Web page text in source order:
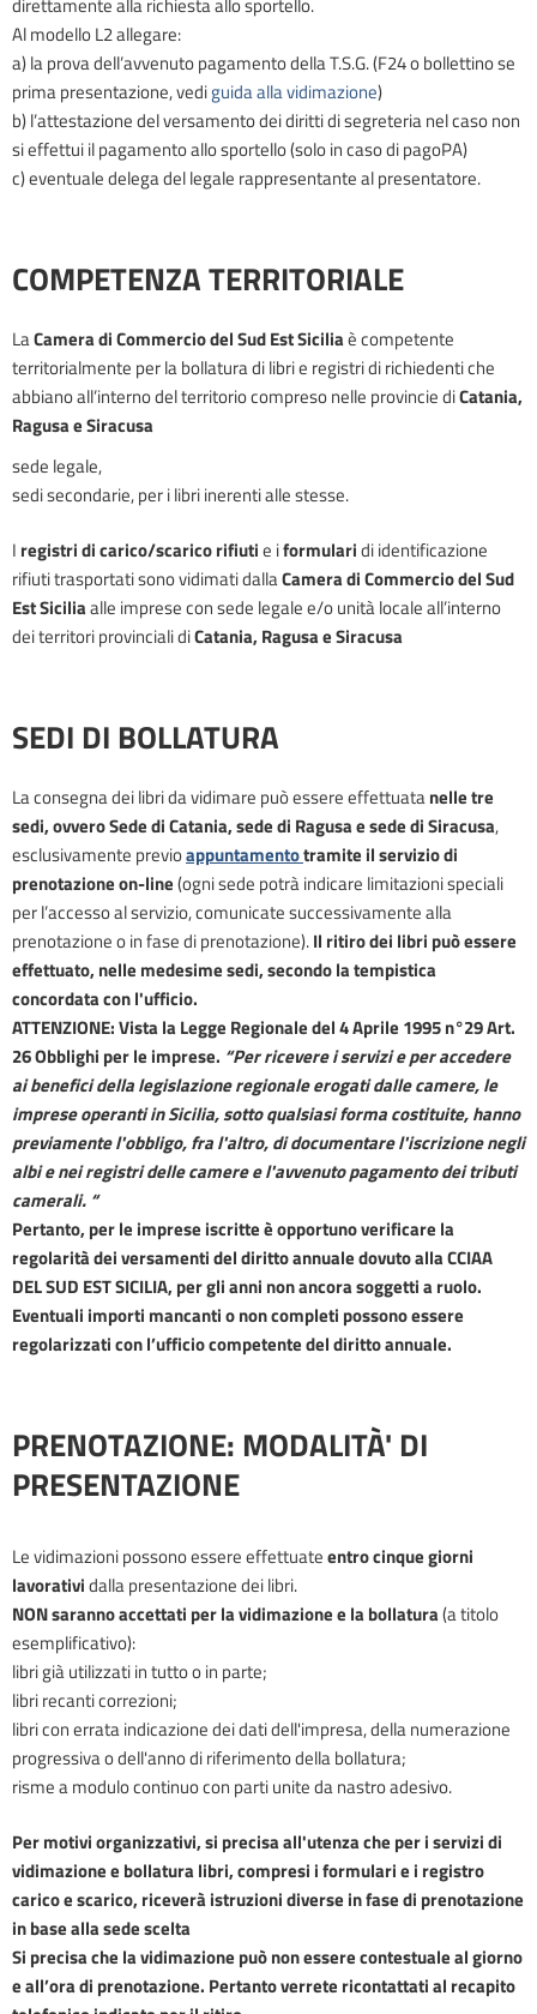
Al modello L2 allegare:
a) la prova dell’avvenuto pagamento della T.S.G. (F24 o bollettino se
prima presentazione, vediguida alla vidimazione)
b) l’attestazione del versamento dei diritti di segreteria nel caso non
si effettui il pagamento allo sportello (solo in caso di pagoPA)
c) eventuale delega del legale rappresentante al presentatore.
COMPETENZA TERRITORIALE
LaCamera di Commercio del Sud Est Siciliaè competente
territorialmente per la bollatura di libri e registri di richiedenti che
abbiano all’interno del territorio compreso nelle provincie diCatania,
Ragusa e Siracusa
sede legale,
sedi secondarie, per i libri inerenti alle stesse.
I registri di carico/scarico rifiutie iformularidi identificazione
rifiuti trasportati sono vidimati dallaCamera di Commercio del Sud
Est Siciliaalle imprese con sede legale e/o unità locale all’interno
dei territori provinciali diCatania, Ragusa e Siracusa
SEDI DI BOLLATURA
La consegna dei libri da vidimare può essere effettuatanelle tre
sedi, ovvero Sede di Catania, sede di Ragusa e sede di Siracusa,
esclusivamente previoappuntamentotramite il servizio di
prenotazione on-line(ogni sede potrà indicare limitazioni speciali
per l’accesso al servizio, comunicate successivamente alla
prenotazione o in fase di prenotazione).Il ritiro dei libri può essere
effettuato, nelle medesime sedi, secondo la tempistica
concordata con l'ufficio.
ATTENZIONE: Vista laLegge Regionale del 4 Aprile 1995 n°29 Art.
26 Obblighi per le imprese. “Per ricevere i servizi e per accedere
ai benefici della legislazione regionale erogati dalle camere, le
imprese operanti in Sicilia, sotto qualsiasi forma costituite, hanno
previamente l'obbligo, fra l'altro, di documentare l'iscrizione negli
albi e nei registri delle camere e l'avvenuto pagamento dei tributi
camerali. “
Pertanto, per le imprese iscritte è opportuno verificare la
regolarità dei versamenti del diritto annuale dovuto alla CCIAA
DEL SUD EST SICILIA, per gli anni non ancora soggetti a ruolo.
Eventuali importi mancanti o non completi possono essere
regolarizzati con l’ufficio competente del diritto annuale.
PRENOTAZIONE: MODALITÀ' DI
PRESENTAZIONE
Le vidimazioni possono essere effettuateentro cinque giorni
lavoratividalla presentazione dei libri.
NON saranno accettati per la vidimazione e la bollatura(a titolo
esemplificativo):
libri già utilizzati in tutto o in parte;
libri recanti correzioni;
libri con errata indicazione dei dati dell'impresa, della numerazione
progressiva o dell'anno di riferimento della bollatura;
risme a modulo continuo con parti unite da nastro adesivo.
Per motivi organizzativi, si precisa all'utenza che per i servizi di
vidimazione e bollatura libri, compresi i formulari e i registro
carico e scarico, riceverà istruzioni diverse in fase di prenotazione
in base alla sede scelta
Si precisa che la vidimazione può non essere contestuale al giorno
e all’ora di prenotazione. Pertanto verrete ricontattati al recapito